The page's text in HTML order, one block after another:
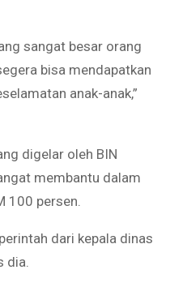
sangat besar orang
bisa mendapatkan
anak-anak,”
digelar oleh BIN
membantu dalam
100 persen.
dari kepala dinas
dia.